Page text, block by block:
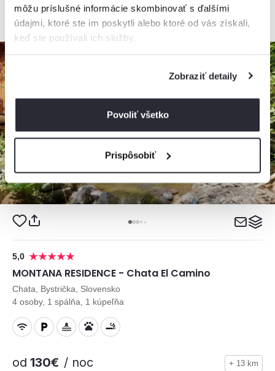
môžu príslušné informácie skombinovať s ďalšími
údajmi, ktoré ste im poskytli alebo ktoré od vás získali,
keď ste používali ich služby.
Zobraziť detaily
Povoliť všetko
Prispôsobiť
od200€ / noc
5,0
MONTANA RESIDENCE - Chata El Camino
Chata, Bystrička, Slovensko
4 osoby, 1 spálňa, 1 kúpeľňa
od 130€ / noc + 13 km